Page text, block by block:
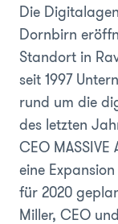
Die
Dornbirn
Standort in
seit 1997
rund um die
des letzten
CEO
eine
für 2020
Miller, CEO